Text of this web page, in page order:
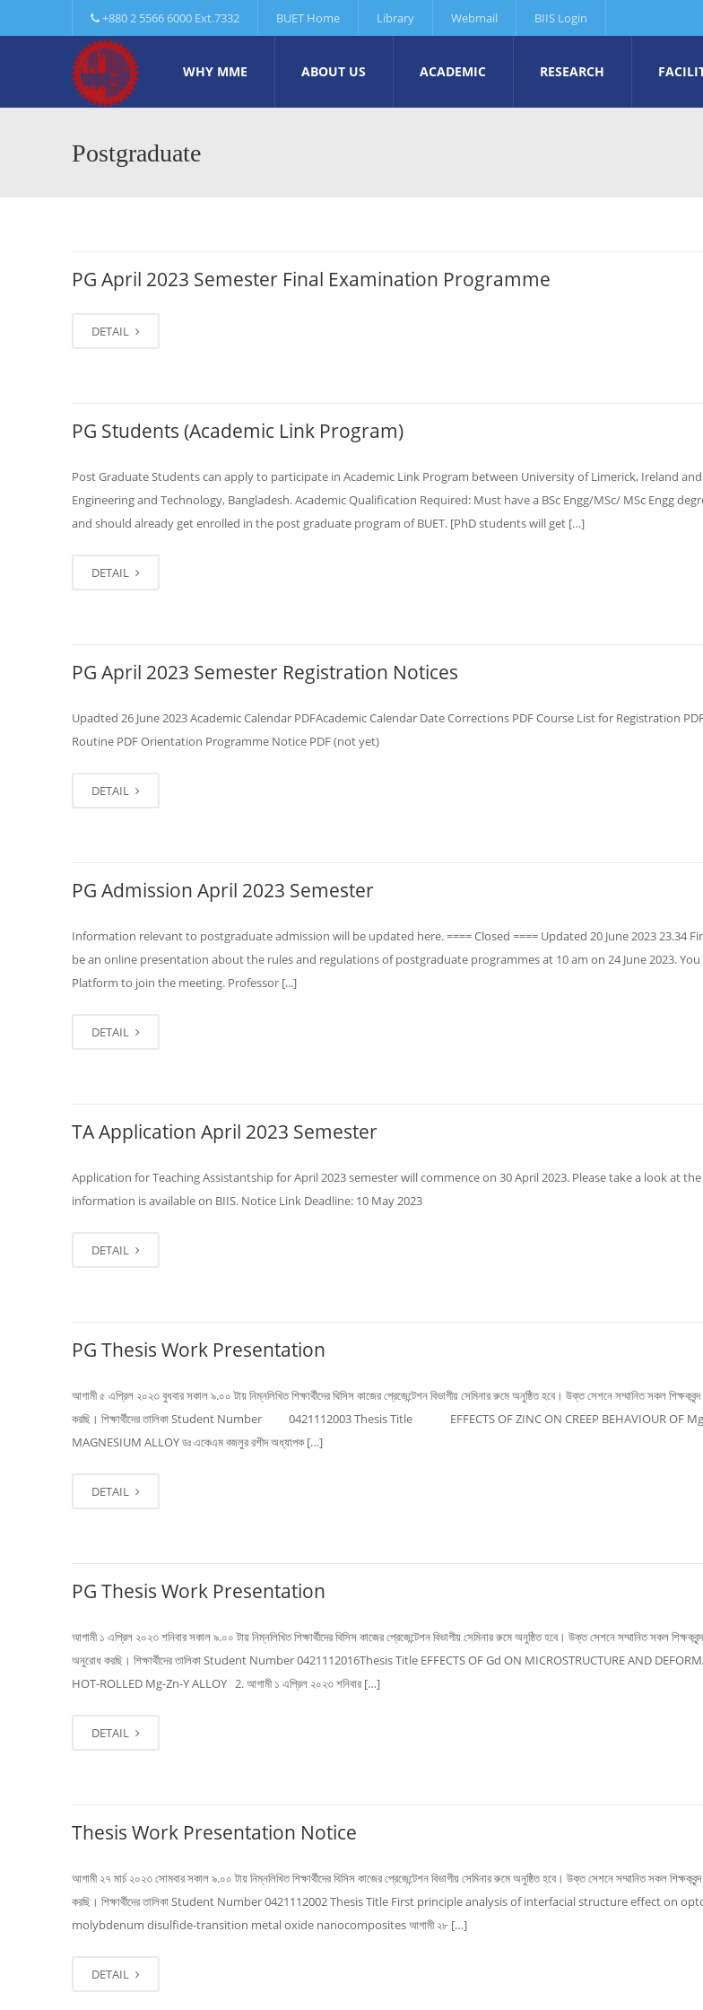
+880 2 5566 6000 Ext.7332 BUET Home Library Webmail BIIS Login
WHY MME ABOUT US ACADEMIC RESEARCH
Postgraduate
PG April 2023 Semester Final Examination Programme
DETAIL
PG Students (Academic Link Program)
Post Graduate Students can apply to participate in Academic Link Program between University of Limerick, Ireland
Engineering and Technology, Bangladesh. Academic Qualification Required: Must have a BSc Engg/MSc/ MSc Engg
and should already get enrolled in the post graduate program of BUET. [PhD students will get […]
DETAIL
PG April 2023 Semester Registration Notices
Upadted 26 June 2023 Academic Calendar PDFAcademic Calendar Date Corrections PDF Course List for Registration
Routine PDF Orientation Programme Notice PDF (not yet)
DETAIL
PG Admission April 2023 Semester
Information relevant to postgraduate admission will be updated here. ==== Closed ==== Updated 20 June 2023 23.34
be an online presentation about the rules and regulations of postgraduate programmes at 10 am on 24 June 2023.
Platform to join the meeting. Professor [...]
DETAIL
TA Application April 2023 Semester
Application for Teaching Assistantship for April 2023 semester will commence on 30 April 2023. Please take a look at
information is available on BIIS. Notice Link Deadline: 10 May 2023
DETAIL
PG Thesis Work Presentation
আগামী ৫ এপ্রিল ২০২৩ বুধবার সকাল ৯.০০ টায় নিম্নলিখিত শিক্ষার্থীদের থিসিস কাজের প্রেজেন্টেশন বিভাগীয় সেমিনার রুমে অনুষ্ঠিত হবে। উক্ত সেশনে সম্মানিত সকল
করছি। শিক্ষার্থীদের তালিকা Student Number 0421112003 Thesis Title EFFECTS OF ZINC ON CREEP BEHAVIOUR
MAGNESIUM ALLOY ডঃ একেএম বজলুর রশীদ অধ্যাপক […]
DETAIL
PG Thesis Work Presentation
আগামী ১ এপ্রিল ২০২৩ শনিবার সকাল ৯.০০ টায় নিম্নলিখিত শিক্ষার্থীদের থিসিস কাজের প্রেজেন্টেশন বিভাগীয় সেমিনার রুমে অনুষ্ঠিত হবে। উক্ত সেশনে সম্মানিত সকল
অনুরোধ করছি। শিক্ষার্থীদের তালিকা Student Number 0421112016Thesis Title EFFECTS OF Gd ON MICROSTRUCTURE AND
HOT-ROLLED Mg-Zn-Y ALLOY 2. আগামী ১ এপ্রিল ২০২৩ শনিবার […]
DETAIL
Thesis Work Presentation Notice
আগামী ২৭ মার্চ ২০২৩ সোমবার সকাল ৯.০০ টায় নিম্নলিখিত শিক্ষার্থীদের থিসিস কাজের প্রেজেন্টেশন বিভাগীয় সেমিনার রুমে অনুষ্ঠিত হবে। উক্ত সেশনে সম্মানিত সকল
করছি। শিক্ষার্থীদের তালিকা Student Number 0421112002 Thesis Title First principle analysis of interfacial structure effect on
molybdenum disulfide-transition metal oxide nanocomposites আগামী ২৮ […]
DETAIL